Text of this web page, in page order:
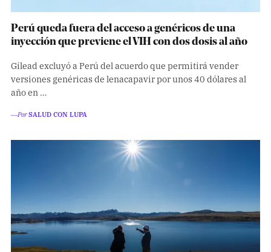
Perú queda fuera del acceso a genéricos de una
inyección que previene el VIH con dos dosis al año
Gilead excluyó a Perú del acuerdo que permitirá vender
versiones genéricas de lenacapavir por unos 40 dólares al
año en …
―PorSALUD CON LUPA